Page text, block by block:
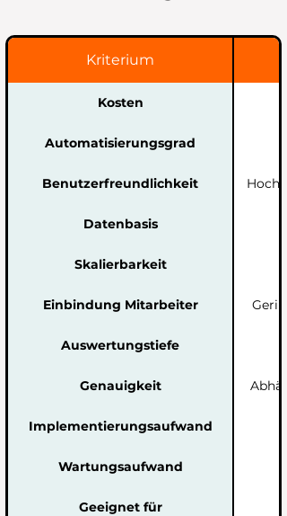
Kriterium
Kosten
Automatisierungsgrad
Benutzerfreundlichkeit Hoch
Datenbasis
Skalierbarkeit
Einbindung Mitarbeiter
Auswertungstiefe
Genauigkeit
Implementierungsaufwand
Wartungsaufwand
Geeignet für